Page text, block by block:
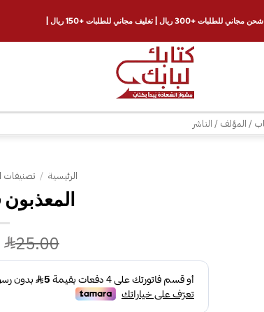
الرئيسية / تصنيفات
25.00
| شحن مجاني للطلبات +300 ريال | تغليف مجاني للطلبات +150 ريال |